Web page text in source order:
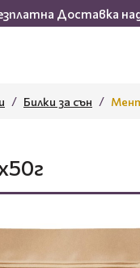
Доставка
Билки за сън